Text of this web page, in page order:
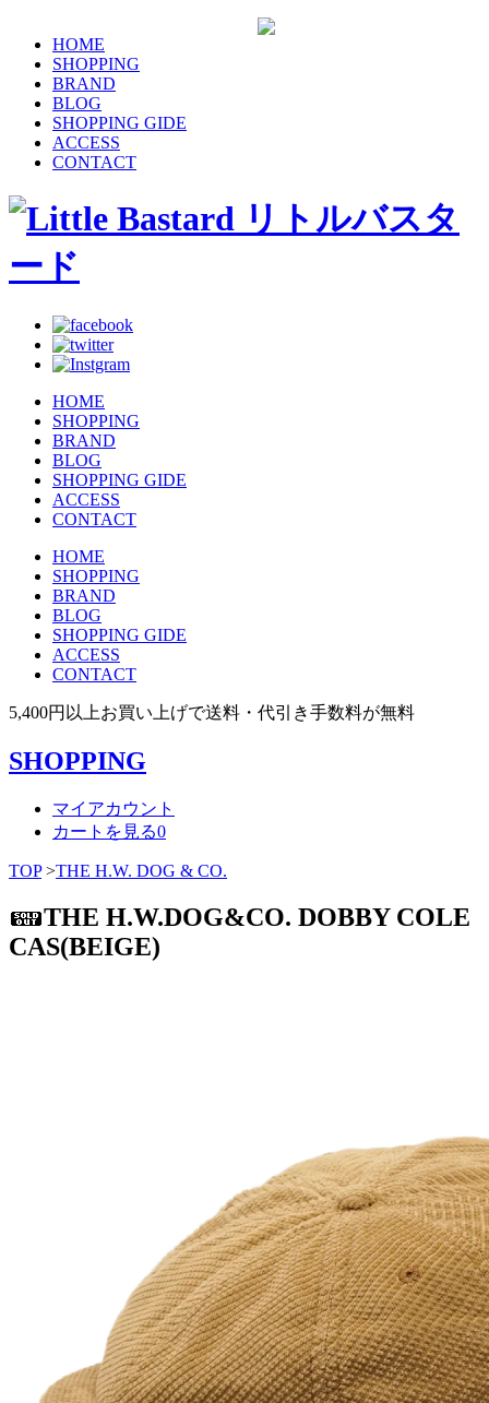
HOME
SHOPPING
BRAND
BLOG
SHOPPING GIDE
ACCESS
CONTACT
HOME
SHOPPING
BRAND
BLOG
SHOPPING GIDE
ACCESS
CONTACT
HOME
SHOPPING
BRAND
BLOG
SHOPPING GIDE
ACCESS
CONTACT
5,400円以上お買い上げで送料・代引き手数料が無料
SHOPPING
マイアカウント
カートを見る0
TOP >THE H.W. DOG & CO.
THE H.W.DOG&CO. DOBBY COLE
CAS(BEIGE)